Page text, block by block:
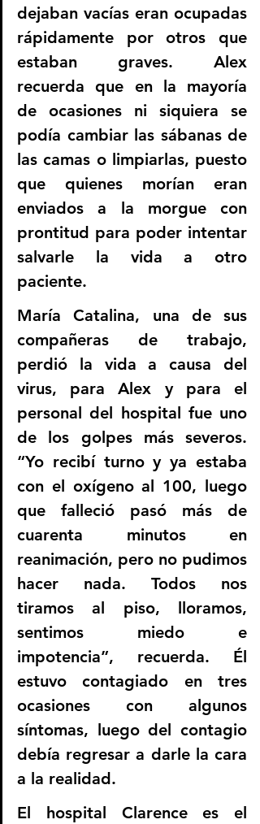
dejaban vacías eran ocupadas
rápidamente por otros que
estaban graves. Alex
recuerda que en la mayoría
de ocasiones ni siquiera se
podía cambiar las sábanas de
las camas o limpiarlas, puesto
que quienes morían eran
enviados a la morgue con
prontitud para poder intentar
salvarle la vida a otro
paciente.
María Catalina, una de sus
compañeras de trabajo,
perdió la vida a causa del
virus, para Alex y para el
personal del hospital fue uno
de los golpes más severos.
“Yo recibí turno y ya estaba
con el oxígeno al 100, luego
que falleció pasó más de
cuarenta minutos en
reanimación, pero no pudimos
hacer nada. Todos nos
tiramos al piso, lloramos,
sentimos miedo e
impotencia”, recuerda. Él
estuvo contagiado en tres
ocasiones con algunos
síntomas, luego del contagio
debía regresar a darle la cara
a la realidad.
El hospital Clarence es el